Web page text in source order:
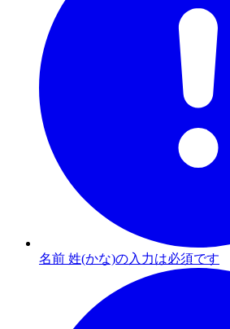
名前 姓(かな)の入力は必須です